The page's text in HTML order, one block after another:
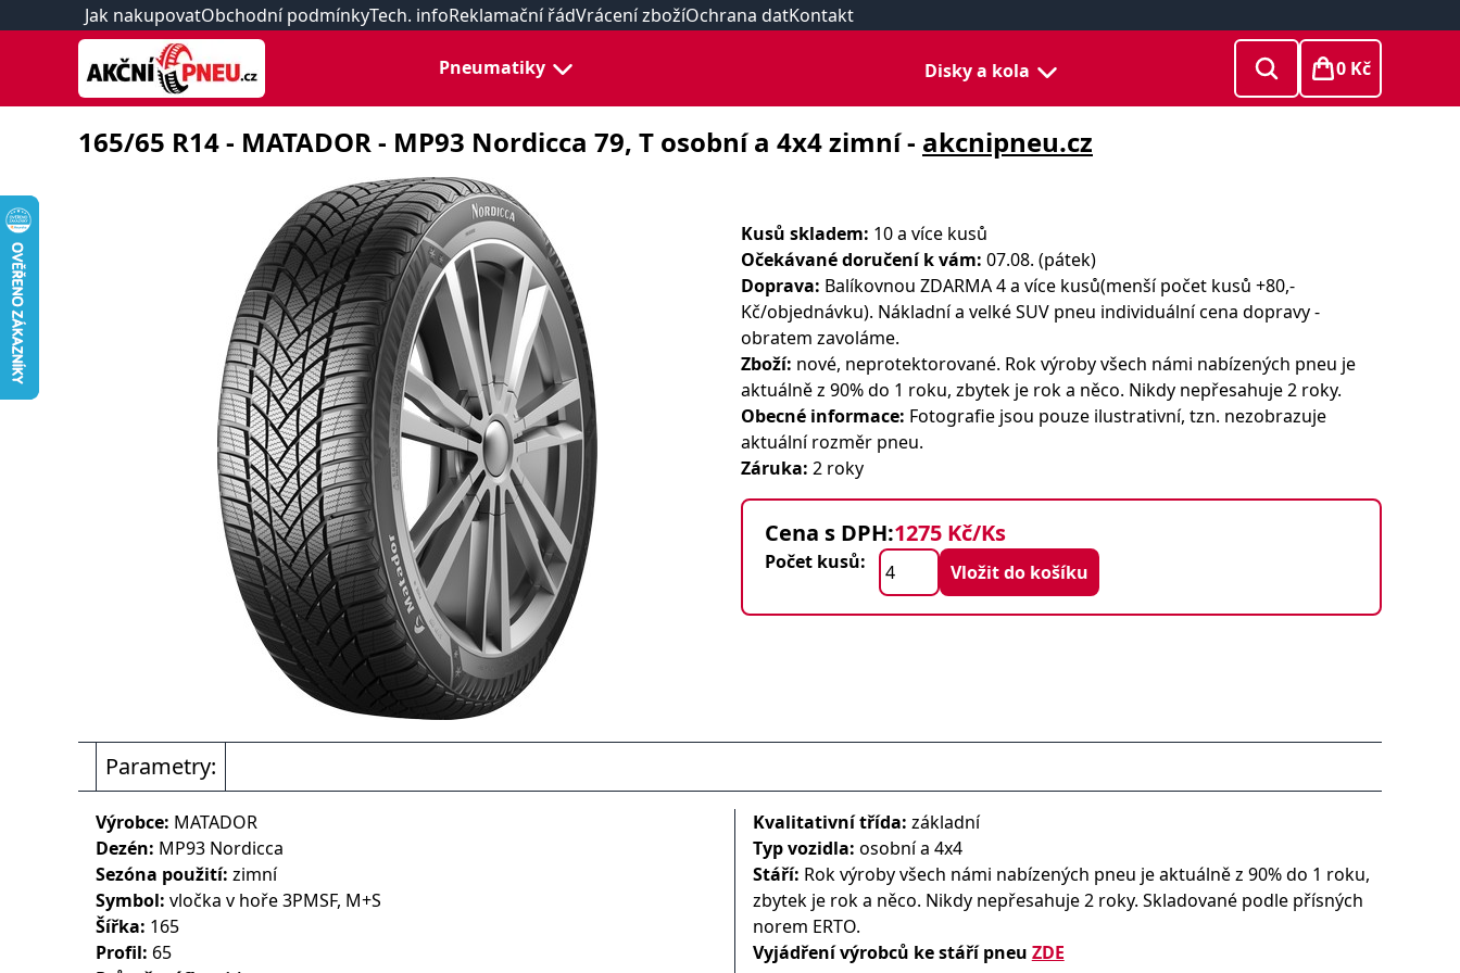
Jak nakupovatObchodní podmínkyTech. infoReklamační řádVrácení zbožíOchrana datKontakt
Pneumatiky Disky a kola 0 Kč
165/65 R14 - MATADOR - MP93 Nordicca 79, T osobní a 4x4 zimní - akcnipneu.cz
Kusů skladem: 10 a více kusů
Očekávané doručení k vám: 07.08. (pátek)
Doprava: Balíkovnou ZDARMA 4 a více kusů(menší počet kusů +80,-
Kč/objednávku). Nákladní a velké SUV pneu individuální cena dopravy -
obratem zavoláme.
Zboží: nové, neprotektorované. Rok výroby všech námi nabízených pneu je
aktuálně z 90% do 1 roku, zbytek je rok a něco. Nikdy nepřesahuje 2 roky.
Obecné informace: Fotografie jsou pouze ilustrativní, tzn. nezobrazuje
aktuální rozměr pneu.
Záruka: 2 roky
Cena s DPH:1275 Kč/Ks
Počet kusů: Vložit do košíku
Parametry:
Výrobce: MATADOR
Dezén: MP93 Nordicca
Sezóna použití: zimní
Symbol: vločka v hoře 3PMSF, M+S
Šířka: 165
Profil: 65
Kvalitativní třída: základní
Typ vozidla: osobní a 4x4
Stáří: Rok výroby všech námi nabízených pneu je aktuálně z 90% do 1 roku,
zbytek je rok a něco. Nikdy nepřesahuje 2 roky. Skladované podle přísných
norem ERTO.
Vyjádření výrobců ke stáří pneu ZDE